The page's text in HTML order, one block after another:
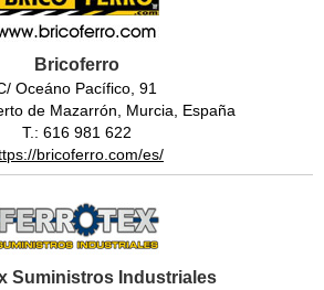
Bricoferro
Oceáno Pacífico, 91
de Mazarrón, Murcia, España
T.: 616 981 622
bricoferro.com/es/
Suministros Industriales